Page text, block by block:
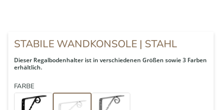
STABILE WANDKONSOLE | STAHL
Dieser Regalbodenhalter ist in verschiedenen Größen sowie 3 Farben
erhältlich.
FARBE